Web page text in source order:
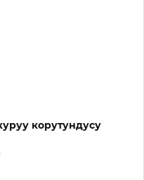
корутундусу